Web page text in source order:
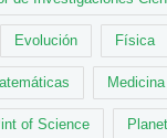
Evolución Física
Medicina
of Science